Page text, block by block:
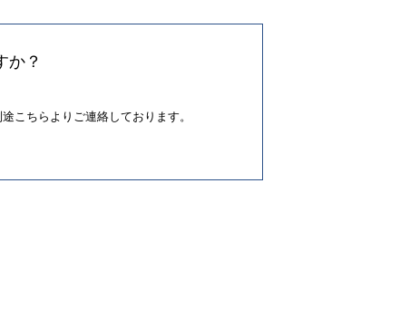
か？
こちらよりご連絡しております。